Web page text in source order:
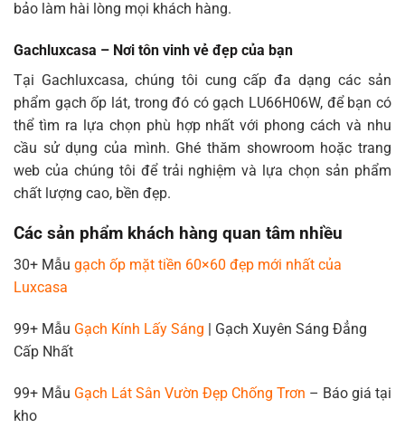
bảo làm hài lòng mọi khách hàng.
Gachluxcasa – Nơi tôn vinh vẻ đẹp của bạn
Tại Gachluxcasa, chúng tôi cung cấp đa dạng các sản
phẩm gạch ốp lát, trong đó có gạch LU66H06W, để bạn có
thể tìm ra lựa chọn phù hợp nhất với phong cách và nhu
cầu sử dụng của mình. Ghé thăm showroom hoặc trang
web của chúng tôi để trải nghiệm và lựa chọn sản phẩm
chất lượng cao, bền đẹp.
Các sản phẩm khách hàng quan tâm nhiều
30+ Mẫu gạch ốp mặt tiền 60×60 đẹp mới nhất của
Luxcasa
99+ Mẫu Gạch Kính Lấy Sáng | Gạch Xuyên Sáng Đẳng
Cấp Nhất
99+ Mẫu Gạch Lát Sân Vườn Đẹp Chống Trơn – Báo giá tại
kho